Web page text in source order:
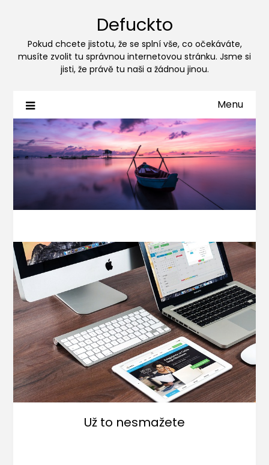
Defuckto
Pokud chcete jistotu, že se splní vše, co očekáváte,
musíte zvolit tu správnou internetovou stránku. Jsme si
jisti, že právě tu naši a žádnou jinou.
Menu
Už to nesmažete